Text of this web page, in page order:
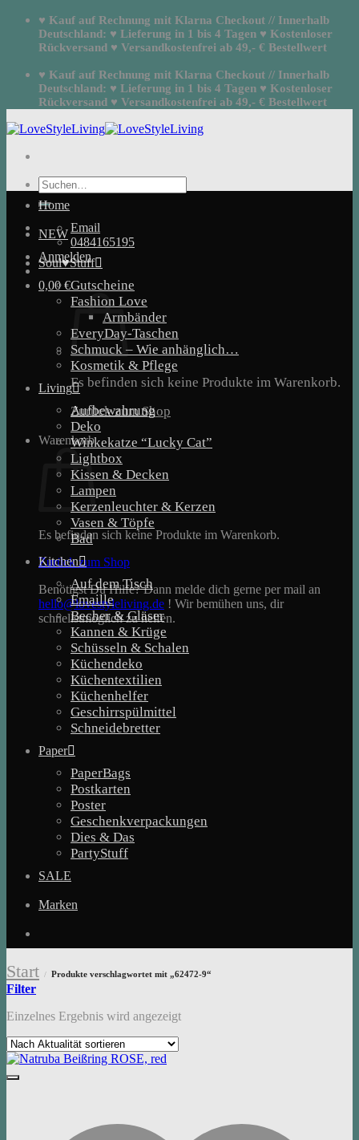
Zum
springen
♥ Kauf auf Rechnung mit Klarna Checkout // Innerhalb
Deutschland: ♥ Lieferung in 1 bis 4 Tagen ♥ Kostenloser
Rückversand ♥ Versandkostenfrei ab 49,- € Bestellwert
♥ Kauf auf Rechnung mit Klarna Checkout // Innerhalb
Deutschland: ♥ Lieferung in 1 bis 4 Tagen ♥ Kostenloser
Rückversand ♥ Versandkostenfrei ab 49,- € Bestellwert
Suchen
nach:
Email
0484165195
Anmelden
0,00€
Es befinden sich keine Produkte im Warenkorb.
Zurück zum Shop
Warenkorb
Es befinden sich keine Produkte im Warenkorb.
Zurück zum Shop
Benötigst Du Hilfe? Dann melde dich gerne per mail an
hello@lovestyleliving.de ! Wir bemühen uns, dir
schnellstmöglich zu helfen.
Home
NEW
Soul♥Stuff
Gutscheine
Fashion Love
Armbänder
EveryDay-Taschen
Schmuck – Wie anhänglich…
Kosmetik & Pflege
Living
Aufbewahrung
Deko
Winkekatze “Lucky Cat”
Lightbox
Kissen & Decken
Lampen
Kerzenleuchter & Kerzen
Vasen & Töpfe
Bad
Kitchen
Auf dem Tisch
Emaille
Becher & Gläser
Kannen & Krüge
Schüsseln & Schalen
Küchendeko
Küchentextilien
Küchenhelfer
Geschirrspülmittel
Schneidebretter
Paper
PaperBags
Postkarten
Poster
Geschenkverpackungen
Dies & Das
PartyStuff
SALE
Marken
Start / Produkte verschlagwortet mit „62472-9“
Filter
Einzelnes Ergebnis wird angezeigt